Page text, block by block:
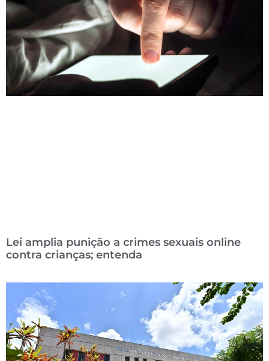
Lei amplia punição a crimes sexuais online
contra crianças; entenda